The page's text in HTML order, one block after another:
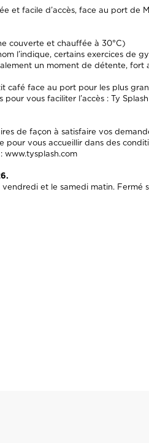
et facile d’accès, face au port de
couverte et chauffée à 30°C)
l’indique, certains exercices de
un moment de détente, fort
café face au port pour les plus
vous faciliter l’accès : Ty
de façon à satisfaire vos
vous accueillir dans des
www.tysplash.com
et le samedi matin. Fermé